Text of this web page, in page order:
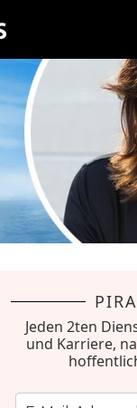
Jeden 2ten
und Karriere,